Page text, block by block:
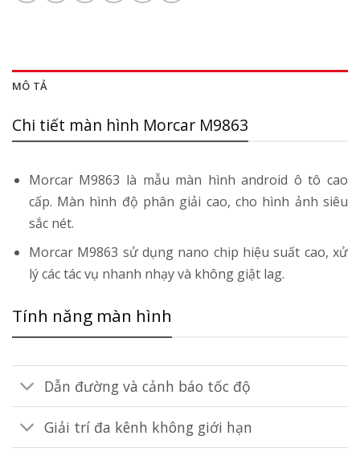
MÔ TẢ
Chi tiết màn hình Morcar M9863
Morcar M9863 là mẫu màn hình android ô tô cao
cấp. Màn hình độ phân giải cao, cho hình ảnh siêu
sắc nét.
Morcar M9863 sử dụng nano chip hiệu suất cao, xử
lý các tác vụ nhanh nhạy và không giật lag.
Tính năng màn hình
Dẫn đường và cảnh báo tốc độ
Giải trí đa kênh không giới hạn